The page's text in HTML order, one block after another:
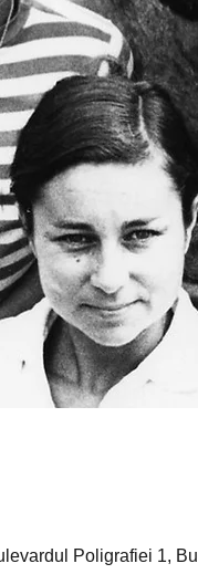
Poligrafiei 1,